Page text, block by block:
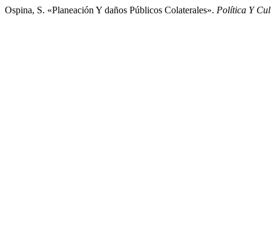
Ospina, S. «Planeación Y daños Públicos Colaterales». Política Y